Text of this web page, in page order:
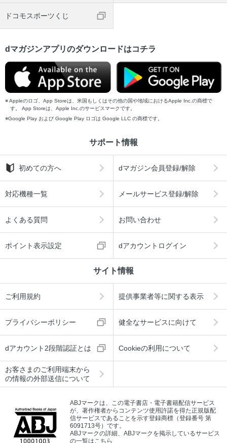
ドコモスポーツくじ
dマガジンアプリのダウンロードはコチラ
Appleのロゴ、App Storeは、米国もしくはその他の国や地域におけるApple Inc.の商標で
す。 App Storeは、Apple Inc.のサービスマークです。
Google Play および Google Play ロゴは Google LLC の商標です。
サポート情報
初めての方へ dマガジン会員登録/解除
対応機種一覧 メールサービス登録/解除
よくある質問 お問い合わせ
ポイント表示設定 dアカウントログイン
サイト情報
ご利用規約 提供事業者等に関する表示
プライバシーポリシー 健全なサービスに向けて
dアカウント2段階認証とは Cookieの利用について
お客さまのご利用端末から
の情報の外部送信について
ABJマークは、この電子書店・電子書籍配信サービス
が、著作権者からコンテンツ使用許諾を得た正規版配
信サービスであることを示す登録商標（登録番号 第
6091713号）です。
ABJマークの詳細、ABJマークを掲示しているサービス
の一覧はこちら